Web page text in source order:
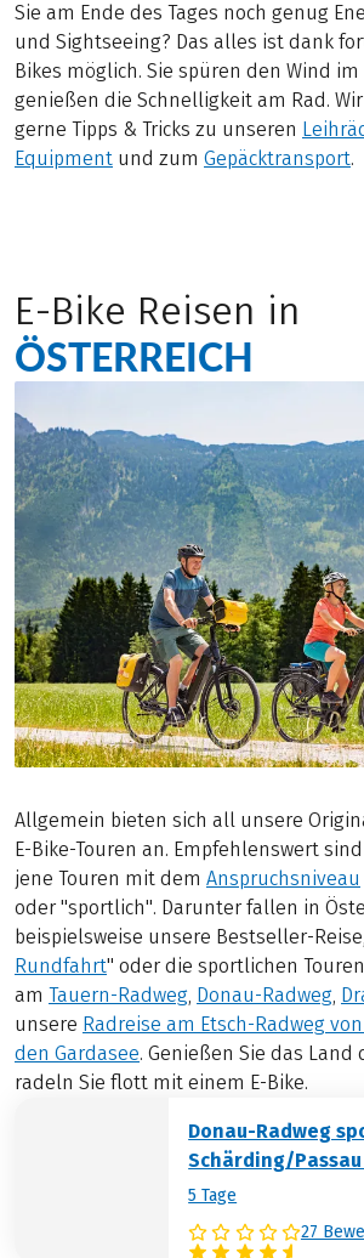
Sie am Ende des Tages noch genug
und Sightseeing? Das alles ist dank
Bikes möglich. Sie spüren den Wind im
genießen die Schnelligkeit am Rad.
gerne Tipps & Tricks zu unseren
Equipment und zum Gepäcktransport.
E-Bike Reisen in
ÖSTERREICH
Allgemein bieten sich all unsere
E-Bike-Touren an. Empfehlenswert
jene Touren mit dem Anspruchsniveau
oder "sportlich". Darunter fallen in
beispielsweise unsere Bestseller-
Rundfahrt" oder die sportlichen
am Tauern-Radweg Donau-Radweg
unsere Radreise am Etsch-Radweg
den Gardasee. Genießen Sie das Land
radeln Sie flott mit einem E-Bike.
Donau-Radweg
Schärding/Passau
5 Tage
27